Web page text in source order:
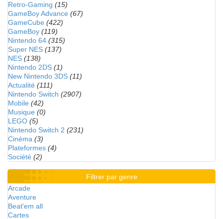
Retro-Gaming (15)
GameBoy Advance (67)
GameCube (422)
GameBoy (119)
Nintendo 64 (315)
Super NES (137)
NES (138)
Nintendo 2DS (1)
New Nintendo 3DS (11)
Actualité (111)
Nintendo Switch (2907)
Mobile (42)
Musique (0)
LEGO (5)
Nintendo Switch 2 (231)
Cinéma (3)
Plateformes (4)
Société (2)
Filtrer par genre
Arcade
Aventure
Beat'em all
Cartes